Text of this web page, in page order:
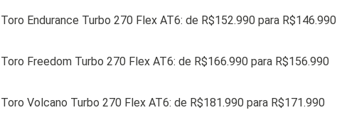
Toro Endurance Turbo 270 Flex AT6: de R$152.990 para R$146.990
Toro Freedom Turbo 270 Flex AT6: de R$166.990 para R$156.990
Toro Volcano Turbo 270 Flex AT6: de R$181.990 para R$171.990